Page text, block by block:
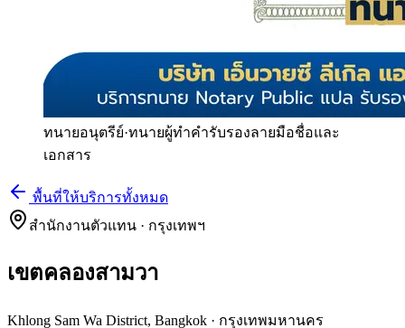
ทนายอนุตรีย์·ทนายผู้ทำคำรับรองลายมือชื่อและ
เอกสาร
พื้นที่ให้บริการทั้งหมด
สำนักงานตัวแทน · กรุงเทพฯ
เขตคลองสามวา
Khlong Sam Wa District, Bangkok · กรุงเทพมหานคร